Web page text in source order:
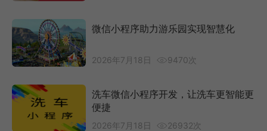
微信小程序助力游乐园实现智慧化
2026年7月18日 9470次
洗车微信小程序开发，让洗车更智能更
便捷
2026年7月18日 26932次